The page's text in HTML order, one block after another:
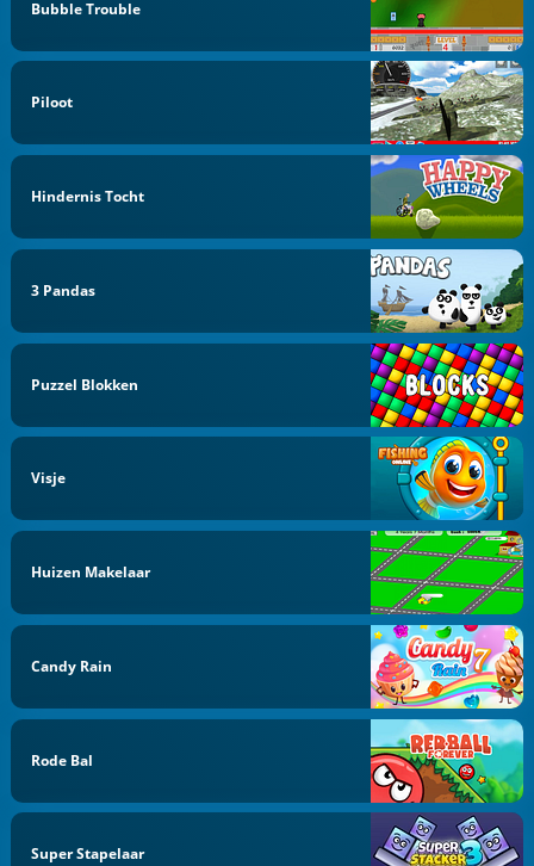
Bubble Trouble
Piloot
Hindernis Tocht
3 Pandas
Puzzel Blokken
Visje
Huizen Makelaar
Candy Rain
Rode Bal
Super Stapelaar